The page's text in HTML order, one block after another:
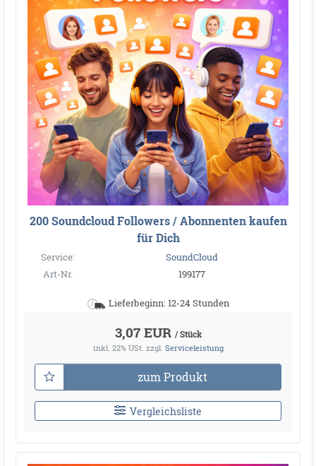
200 Soundcloud Followers / Abonnenten kaufen
für Dich
Service:
SoundCloud
Art-Nr.
199177
Lieferbeginn: 12-24 Stunden
3,07 EUR / Stück
inkl. 22% USt. zzgl. Serviceleistung
zum Produkt
Vergleichsliste